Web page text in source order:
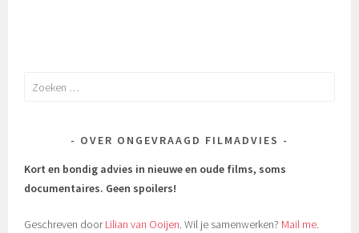
Zoeken
OVER ONGEVRAAGD FILMADVIES
Kort en bondig advies in nieuwe en oude films, soms
documentaires. Geen spoilers!
Geschreven doorLilian van Ooijen. Wil je samenwerken? Mail me.